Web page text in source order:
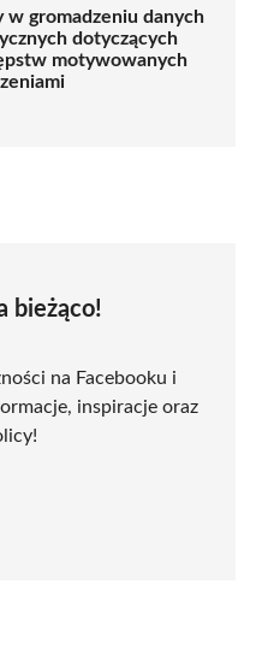
w gromadzeniu danych
dotyczących
motywowanych
bieżąco!
na Facebooku i
inspiracje oraz